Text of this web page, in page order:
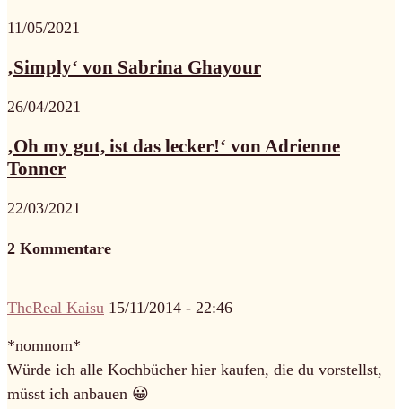
11/05/2021
‚Simply‘ von Sabrina Ghayour
26/04/2021
‚Oh my gut, ist das lecker!‘ von Adrienne
Tonner
22/03/2021
2 Kommentare
TheReal Kaisu 15/11/2014 - 22:46
*nomnom*
Würde ich alle Kochbücher hier kaufen, die du vorstellst,
müsst ich anbauen 😀